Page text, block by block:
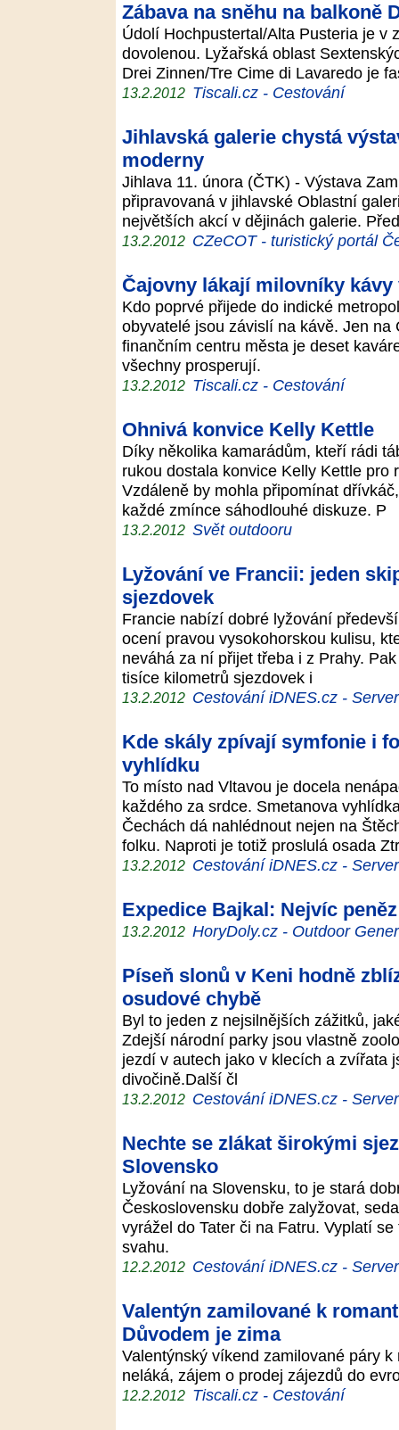
Zábava na sněhu na balkoně
Údolí Hochpustertal/Alta Pusteria je v
dovolenou. Lyžařská oblast
Drei Zinnen/Tre Cime di Lavaredo je
13.2.2012 Tiscali.cz - Cestování
Jihlavská galerie chystá
moderny
Jihlava 11. února (ČTK) - Výstava
připravovaná v jihlavské Oblastní
největších akcí v dějinách galerie.
13.2.2012 CZeCOT - turistický portál
Čajovny lákají milovníky
Kdo poprvé přijede do indické
obyvatelé jsou závislí na kávě. Jen
finančním centru města je deset
všechny prosperují.
13.2.2012 Tiscali.cz - Cestování
Ohnivá konvice Kelly Kettle
Díky několika kamarádům, kteří rádi
rukou dostala konvice Kelly Kettle
Vzdáleně by mohla připomínat
každé zmínce sáhodlouhé diskuze. P
13.2.2012 Svět outdooru
Lyžování ve Francii: jeden
sjezdovek
Francie nabízí dobré lyžování
ocení pravou vysokohorskou kulisu,
neváhá za ní přijet třeba i z Prahy.
tisíce kilometrů sjezdovek i
13.2.2012 Cestování iDNES.cz -
Kde skály zpívají symfonie i
vyhlídku
To místo nad Vltavou je docela
každého za srdce. Smetanova
Čechách dá nahlédnout nejen na
folku. Naproti je totiž proslulá osada
13.2.2012 Cestování iDNES.cz -
Expedice Bajkal: Nejvíc
13.2.2012 HoryDoly.cz - Outdoor
Píseň slonů v Keni hodně
osudové chybě
Byl to jeden z nejsilnějších zážitků,
Zdejší národní parky jsou vlastně
jezdí v autech jako v klecích a zvířata
divočině.Další čl
13.2.2012 Cestování iDNES.cz -
Nechte se zlákat širokými
Slovensko
Lyžování na Slovensku, to je stará
Československu dobře zalyžovat,
vyrážel do Tater či na Fatru. Vyplatí
svahu.
12.2.2012 Cestování iDNES.cz -
Valentýn zamilované k
Důvodem je zima
Valentýnský víkend zamilované páry
neláká, zájem o prodej zájezdů do
12.2.2012 Tiscali.cz - Cestování